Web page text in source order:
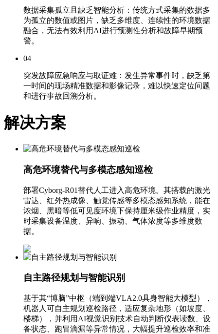
数据采集孤立且缺乏智能分析： 传统方式采集的数据多
为孤立的数值或图片，缺乏多维度、连续性的环境数据
融合，无法有效利用AI进行预测性分析和故障早期预
警。
04
突发故障应急响应与取证难： 发生异常事件时，缺乏第
一时间的现场精准数据和影像记录，难以快速定位问题
和进行事故回溯分析。
解决方案
高危环境替代与多模态感知巡检
部署Cyborg-R01替代人工进入高危环境。其搭载的激光
雷达、红外热成像、触觉传感等多模态感知系统，能在
浓烟、黑暗等低可见度环境下保持厘米级作业精度，实
时采集设备温度、异响、振动、气体浓度等多维度数
据。
自主路径规划与智能识别
基于其“博脑”中枢（端到端VLA2.0具身智能大模型），
机器人可自主规划巡检路径，适应复杂地形（如坡度、
楼梯），并利用AI视觉识别技术自动判断仪表读数、设
备状态、跑冒滴漏等异常情况，大幅提升巡检效率和准